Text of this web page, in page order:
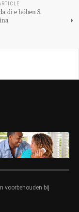
di e hóben S.
voorbehouden bij